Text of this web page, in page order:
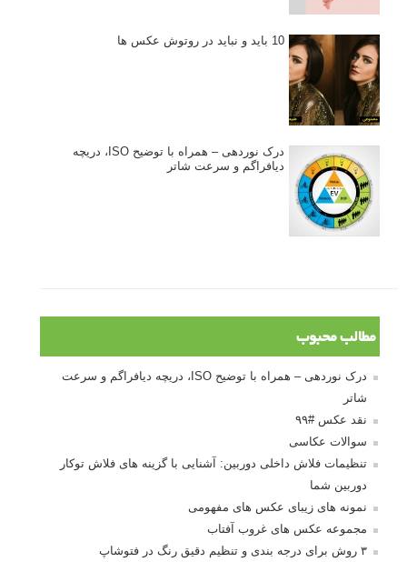
10 باید و نباید در روتوش عکس ها
درک نوردهی – همراه با توضیح ISO، دریچه
دیافراگم و سرعت شاتر
مطالب محبوب
درک نوردهی – همراه با توضیح ISO، دریچه دیافراگم و سرعت
شاتر
نقد عکس #۹۹
سوالات عکاسی
تنظیمات فلاش داخلی دوربین: آشنایی با گزینه های فلاش توکار
دوربین شما
نمونه های زیبای عکس های مفهومی
مجموعه عکس های غروب آفتاب
۳ روش برای درجه بندی و تنظیم دقیق رنگ در فتوشاپ